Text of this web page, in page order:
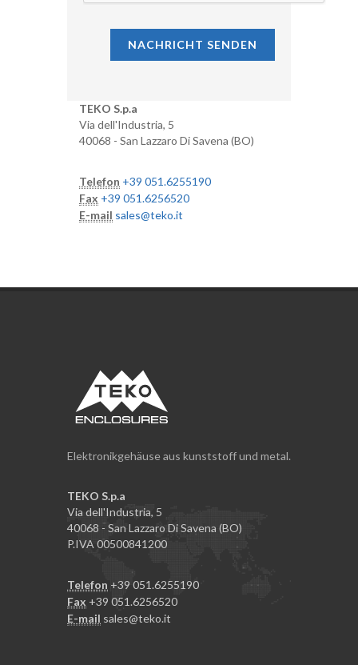
NACHRICHT SENDEN
TEKO S.p.a
Via dell'Industria, 5
40068 - San Lazzaro Di Savena (BO)
Telefon +39 051.6255190
Fax +39 051.6256520
E-mail sales@teko.it
Elektronikgehäuse aus kunststoff und metal.
TEKO S.p.a
Via dell'Industria, 5
40068 - San Lazzaro Di Savena (BO)
P.IVA 00500841200
Telefon +39 051.6255190
Fax +39 051.6256520
E-mail sales@teko.it